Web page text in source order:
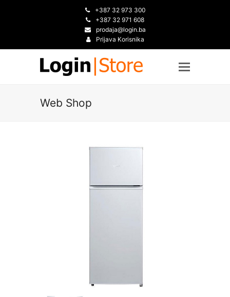
+387 32 973 300
+387 32 971 608
prodaja@login.ba
Prijava Korisnika
Web Shop